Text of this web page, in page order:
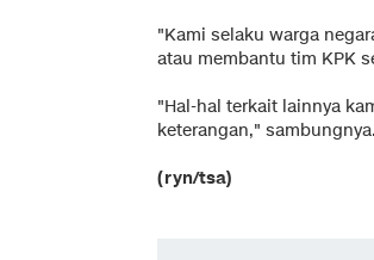
"Kami selaku warga
atau membantu tim KPK
"Hal-hal terkait lainnya
keterangan," sambungnya.
(ryn/tsa)